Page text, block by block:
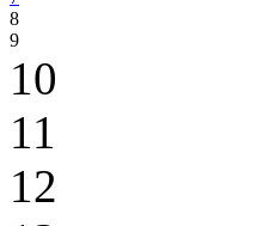
8
9
10
11
12